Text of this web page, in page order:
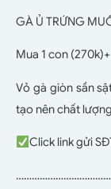
GÀ Ủ TRỨNG
Mua 1 con
Vỏ gà giòn sần
tạo nên chất
Click link gửi